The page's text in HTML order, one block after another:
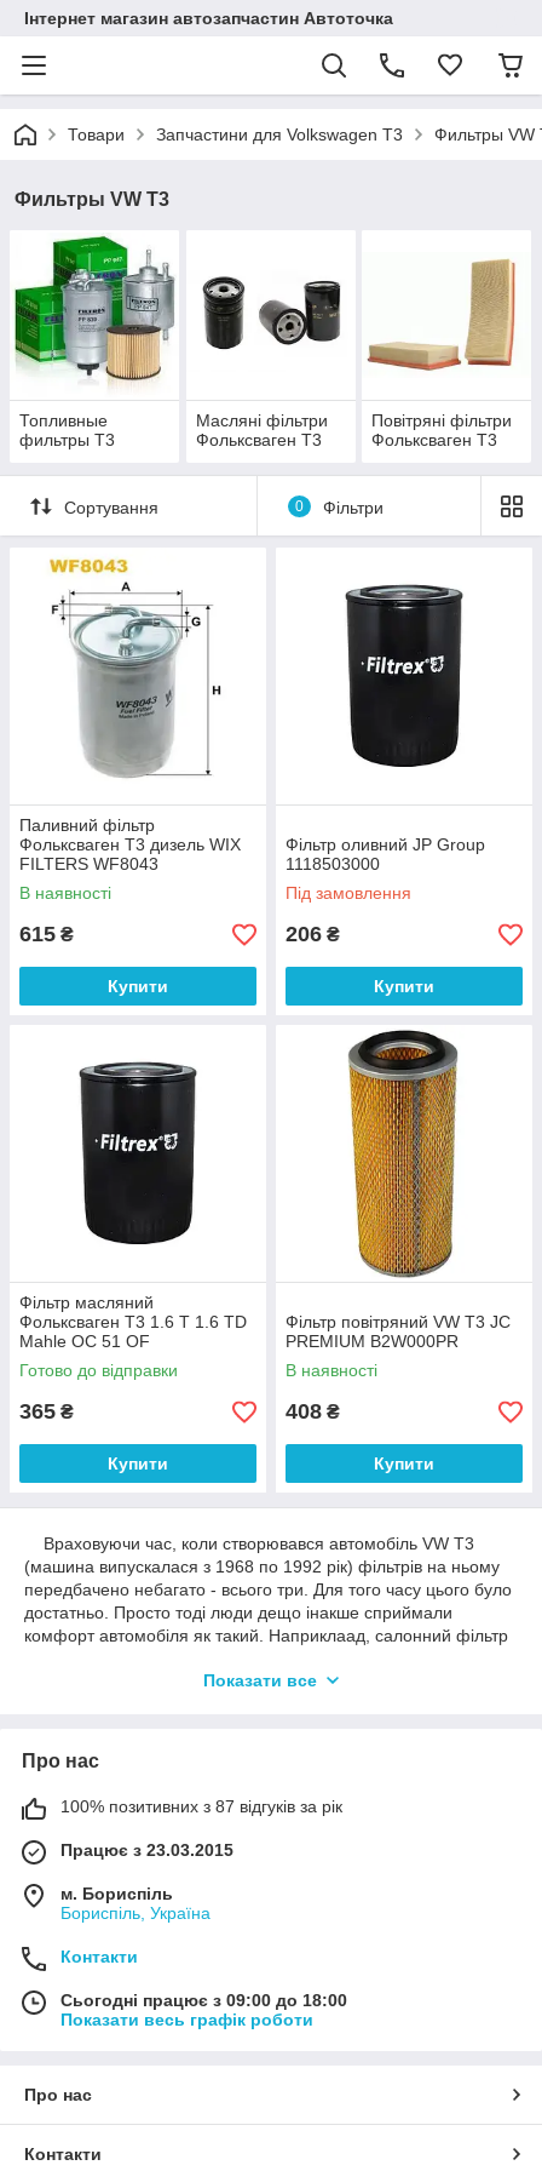
Інтернет магазин автозапчастин Автоточка
Товари Запчастини для Volkswagen T3 Фильтры VW
Фильтры VW T3
Топливные
фильтры Т3
Масляні фільтри
Фольксваген Т3
Повітряні фільтри
Фольксваген Т3
Сортування 0 Фільтри
Паливний фільтр
Фольксваген Т3 дизель WIX
FILTERS WF8043
В наявності
615 ₴
Купити
Фільтр оливний JP Group
1118503000
Під замовлення
206 ₴
Купити
Фільтр масляний
Фольксваген Т3 1.6 T 1.6 TD
Mahle OC 51 OF
Готово до відправки
365 ₴
Купити
Фільтр повітряний VW T3 JC
PREMIUM B2W000PR
В наявності
408 ₴
Купити
Враховуючи час, коли створювався автомобіль VW T3
(машина випускалася з 1968 по 1992 рік) фільтрів на ньому
передбачено небагато - всього три. Для того часу цього було
достатньо. Просто тоді люди дещо інакше сприймали
комфорт автомобіля як такий. Наприклаад, салонний фільтр
його в каталогах - марна справа.
- повітряний, для очищення повітря, що подається в
- паливний;
- масляний.
Зрозуміло, що різновидів паливних фільтрів передбачено
як мінімум два - для дизельних і для бензинових двигунів.
відповідних розділах.
Показати все
Про нас
100% позитивних з 87 відгуків за рік
Працює з 23.03.2015
м. Бориспіль
Бориспіль, Україна
Контакти
Сьогодні працює з 09:00 до 18:00
Показати весь графік роботи
Про нас
Контакти